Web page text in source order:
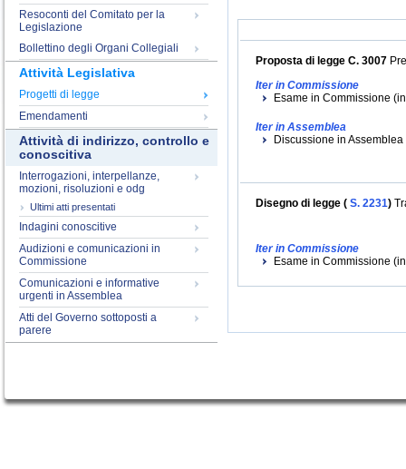
Resoconti del Comitato per la
Legislazione
Bollettino degli Organi Collegiali
Attività Legislativa
Progetti di legge
Emendamenti
Attività di indirizzo, controllo e
conoscitiva
Interrogazioni, interpellanze,
mozioni, risoluzioni e odg
Ultimi atti presentati
Indagini conoscitive
Audizioni e comunicazioni in
Commissione
Comunicazioni e informative
urgenti in Assemblea
Atti del Governo sottoposti a
parere
Proposta di legge C. 3007
Iter in Commissione
Esame in Commissione
Iter in Assemblea
Discussione in
Disegno di legge ( S. 2231)
Iter in Commissione
Esame in Commissione